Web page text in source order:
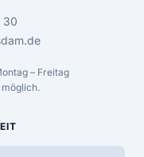
30
– Freitag